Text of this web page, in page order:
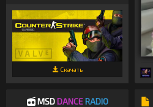
Скачать
MSDDANCE RADIO